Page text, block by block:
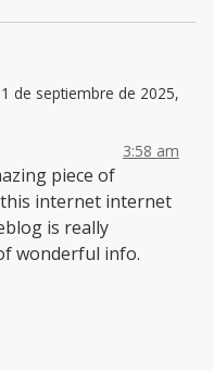
de septiembre de 2025,
3:58 am
piece of
internet internet
is really
wonderful info.